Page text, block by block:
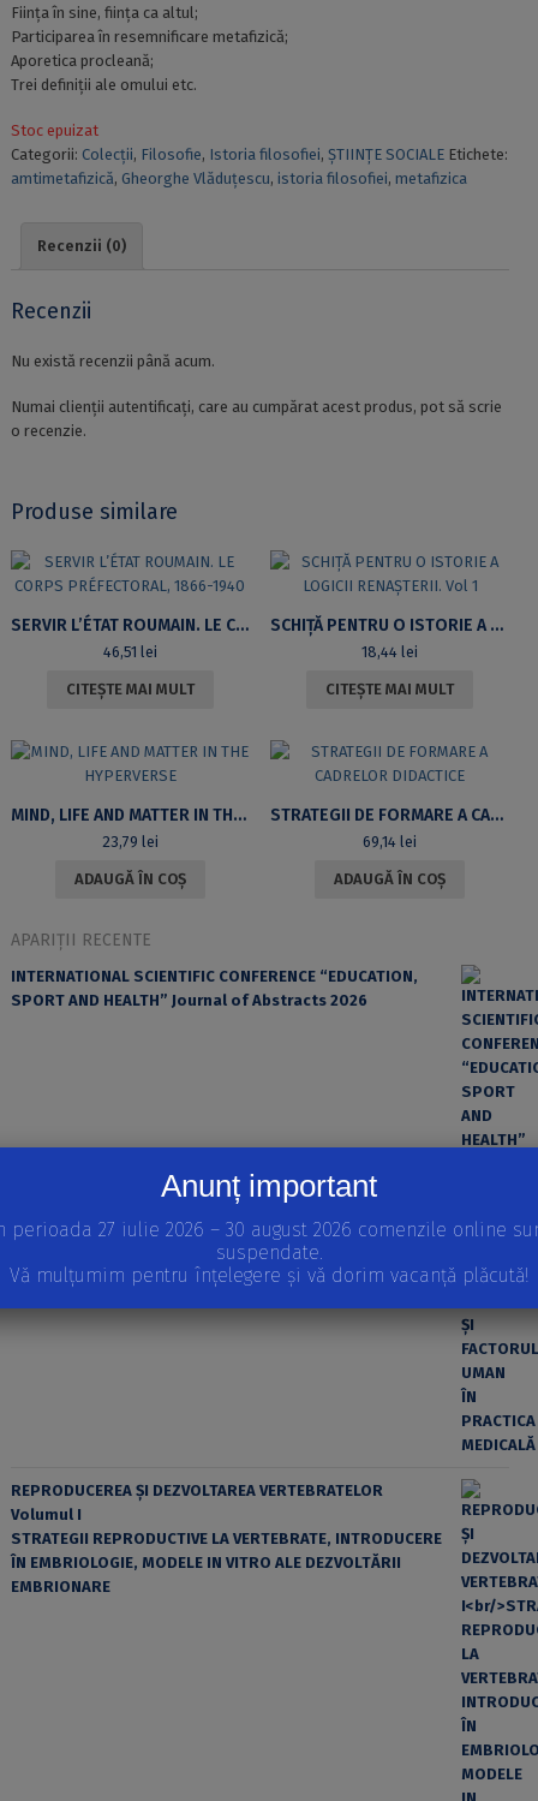
Ființa în sine, ființa ca altul;
Participarea în resemnificare metafizică;
Aporetica procleană;
Trei definiții ale omului etc.
Stoc epuizat
Categorii: Colecții, Filosofie, Istoria filosofiei, ȘTIINȚE SOCIALE Etichete:
amtimetafizică, Gheorghe Vlăduţescu, istoria filosofiei, metafizica
Recenzii (0)
Recenzii
Nu există recenzii până acum.
Numai clienții autentificați, care au cumpărat acest produs, pot să scrie
o recenzie.
Produse similare
SERVIR L’ÉTAT ROUMAIN. LE CORPS PRÉFECTORAL, 1866-1940
46,51 lei
CITEȘTE MAI MULT
SCHIȚĂ PENTRU O ISTORIE A LOGICII RENAȘTERII. VOL 1
18,44lei
CITEȘTE MAI MULT
MIND, LIFE AND MATTER IN THE HYPERVERSE
23,79 lei
ADAUGĂ ÎN COȘ
STRATEGII DE FORMARE A CADRELOR DIDACTICE
69,14lei
ADAUGĂ ÎN COȘ
APARIȚII RECENTE
INTERNATIONAL SCIENTIFIC CONFERENCE “EDUCATION,
SPORT AND HEALTH” Journal of Abstracts 2026
EROAREA ȘI FACTORUL UMAN ÎN PRACTICA MEDICALĂ
REPRODUCEREA ȘI DEZVOLTAREA VERTEBRATELOR
Volumul I
STRATEGII REPRODUCTIVE LA VERTEBRATE, INTRODUCERE
ÎN EMBRIOLOGIE, MODELE IN VITRO ALE DEZVOLTĂRII
EMBRIONARE
Anunț important
perioada 27 iulie 2026 – 30 august 2026 comenzile online
suspendate.
Vă mulțumim pentru înțelegere și vă dorim vacanță plăcută!